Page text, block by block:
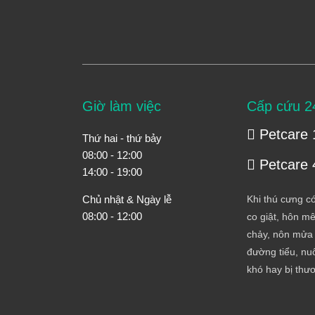
Giờ làm việc
Thứ hai - thứ bảy
08:00 - 12:00
14:00 - 19:00
Chủ nhật & Ngày lễ
08:00 - 12:00
Cấp cứu
Petcare
Petcare
Khi thú cưng
co giật, hôn
chảy, nôn
đường tiểu,
khó hay bị